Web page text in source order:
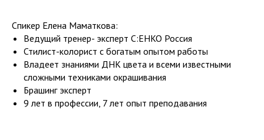
Спикер Елена Маматкова:
Ведущий тренер- эксперт C:EHKO Россия
Стилист-колорист с богатым опытом работы
Владеет знаниями ДНК цвета и всеми известными
сложными техниками окрашивания
Брашинг эксперт
9 лет в профессии, 7 лет опыт преподавания